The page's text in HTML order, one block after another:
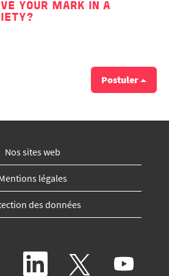
YOUR MARK IN A
Postuler
Nos sites web
légales
des données
S
o
S